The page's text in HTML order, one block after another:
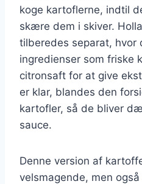
koge kartoflerne, indtil
skære dem i skiver.
tilberedes separat,
ingredienser som friske
citronsaft for at give
er klar, blandes den
kartofler, så de bliver
sauce.
Denne version af
velsmagende, men